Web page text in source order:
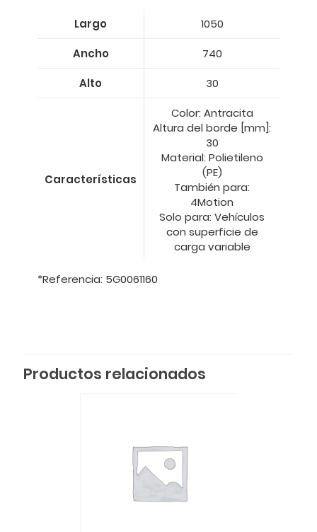
Largo
1050
Ancho
740
Alto
30
Características
Color: Antracita
Altura del borde [mm]:
30
Material: Polietileno
(PE)
También para:
4Motion
Solo para: Vehículos
con superficie de
carga variable
*Referencia: 5G0061160
Productos relacionados